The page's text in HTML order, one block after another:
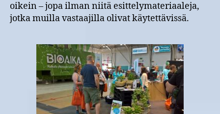
oikein – jopa ilman niitä esittelymateriaaleja,
jotka muilla vastaajilla olivat käytettävissä.